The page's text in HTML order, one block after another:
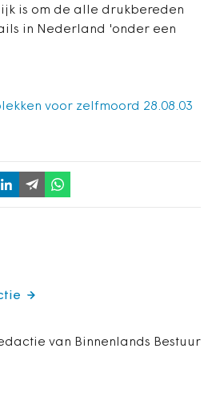
is om de alle drukbereden
in Nederland 'onder een
voor zelfmoord 28.08.03
van Binnenlands Bestuur